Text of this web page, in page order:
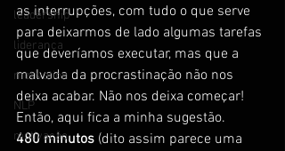
leadership
liderança
motivation
NLP
motivação
as interrupções, com tudo o que serve
para deixarmos de lado algumas tarefas
que deveríamos executar, mas que a
malvada da procrastinação não nos
deixa acabar. Não nos deixa começar!
Então, aqui fica a minha sugestão.
480 minutos (dito assim parece uma